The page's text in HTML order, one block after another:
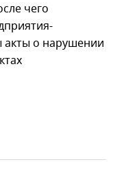
чего
акты о нарушении